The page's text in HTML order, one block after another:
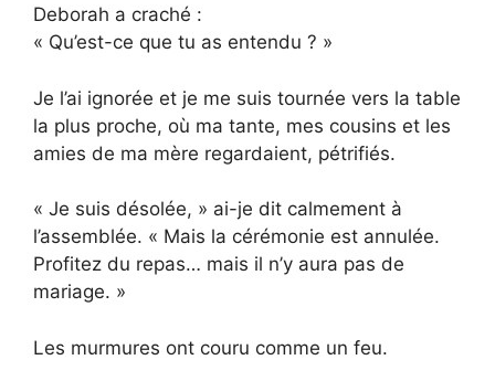
Deborah a craché :
« Qu’est-ce que tu as entendu ? »
Je l’ai ignorée et je me suis tournée vers la table
la plus proche, où ma tante, mes cousins et les
amies de ma mère regardaient, pétrifiés.
« Je suis désolée, » ai-je dit calmement à
l’assemblée. « Mais la cérémonie est annulée.
Profitez du repas… mais il n’y aura pas de
mariage. »
Les murmures ont couru comme un feu.